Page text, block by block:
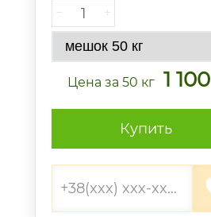
− +
Цена за 50 кг 1 100
Купить